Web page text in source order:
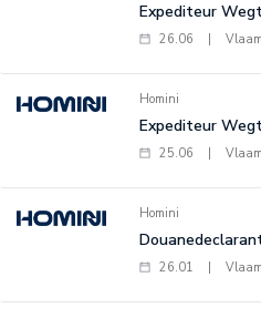
Expediteur
26.06
Homini
Expediteur
25.06
Homini
26.01